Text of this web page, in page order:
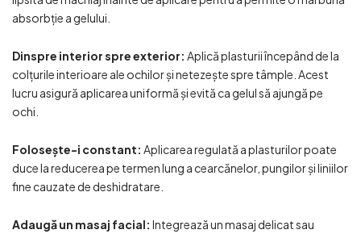
absorbție a gelului.
Dinspre interior spre exterior: Aplică plasturii începând de la
colțurile interioare ale ochilor și netezește spre tâmple. Acest
lucru asigură aplicarea uniformă și evită ca gelul să ajungă pe
ochi.
Folosește-i constant: Aplicarea regulată a plasturilor poate
duce la reducerea pe termen lung a cearcănelor, pungilor și liniilor
fine cauzate de deshidratare.
Adaugă un masaj facial: Integrează un masaj delicat sau